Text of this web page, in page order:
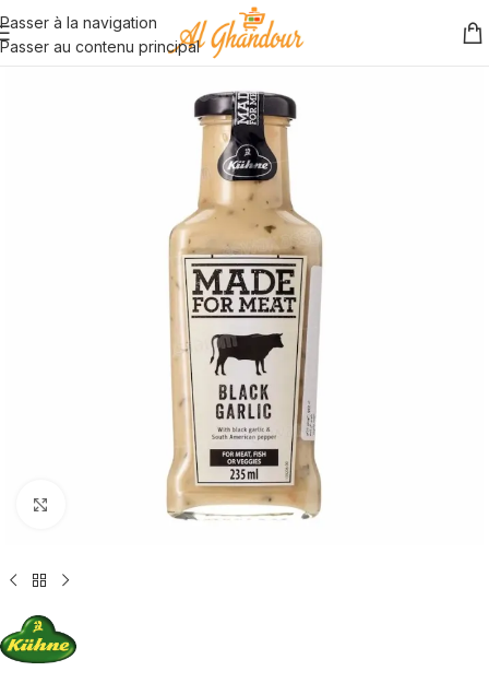
Passer à la navigation
Passer au contenu principal
Cliquez pour agrandir